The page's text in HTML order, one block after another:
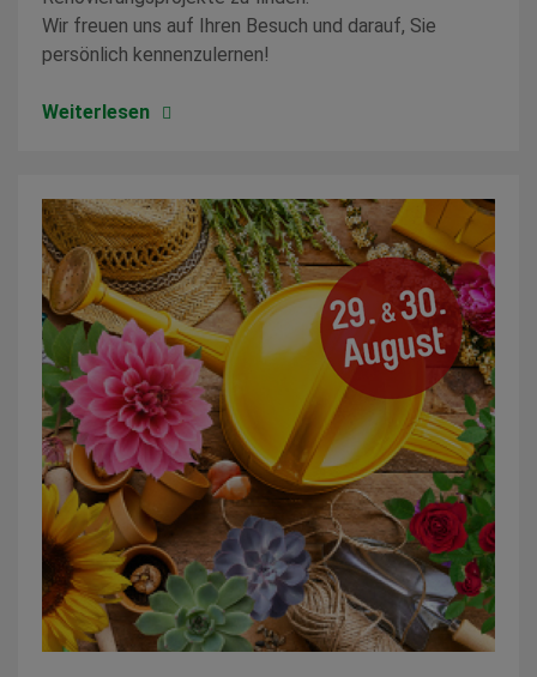
Wir freuen uns auf Ihren Besuch und darauf, Sie
persönlich kennenzulernen!
Weiterlesen